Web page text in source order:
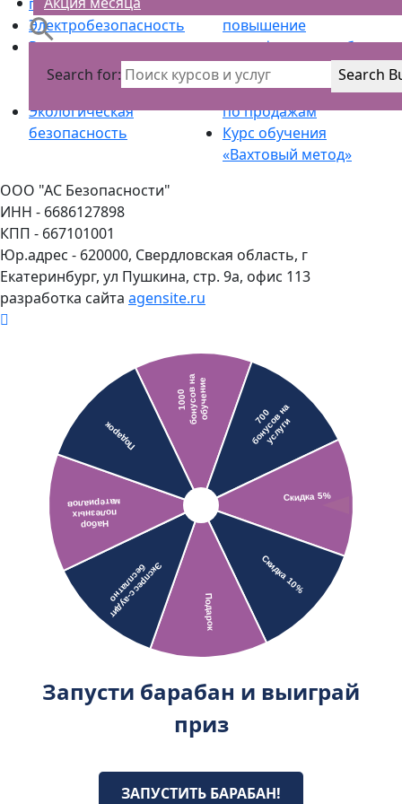
Search for: Search
Электробезопасность
Радиационная
безопасность и
радиационный контроль
Экологическая
безопасность
повышение
квалификации рабочих
кадров
Обучение менеджеров
по продажам
Курс обучения
«Вахтовый метод»
ООО "АС Безопасности"
ИНН - 6686127898
КПП - 667101001
Юр.адрес - 620000, Свердловская область, г
Екатеринбург, ул Пушкина, стр. 9а, офис 113
разработка сайта agensite.ru
Запусти барабан и выиграй
приз
ЗАПУСТИТЬ БАРАБАН!